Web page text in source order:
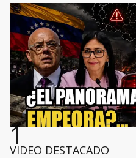
1
VIDEO DESTACADO